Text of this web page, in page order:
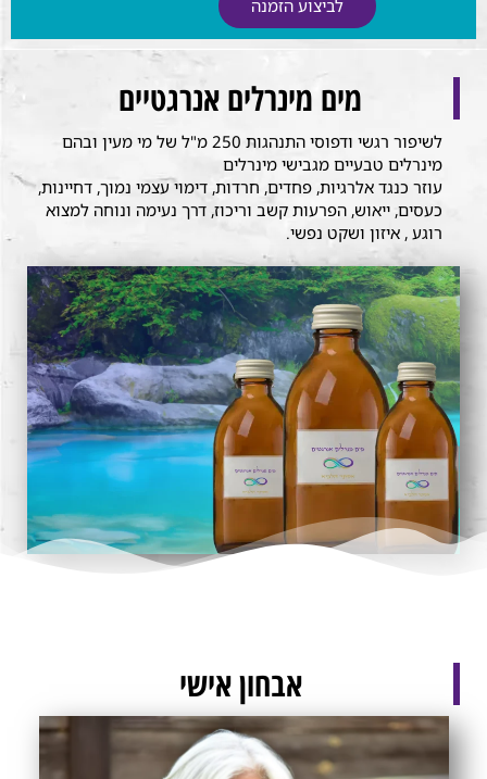
לביצוע הזמנה
מים מינרלים אנרגטיים
לשיפור רגשי ודפוסי התנהגות 250 מ"ל של מי מעין ובהם
מינרלים טבעיים מגבישי מינרלים
עוזר כנגד אלרגיות, פחדים, חרדות, דימוי עצמי נמוך, דחיינות,
כעסים, ייאוש, הפרעות קשב וריכוז, דרך נעימה ונוחה למצוא
רוגע , איזון ושקט נפשי.
אבחון אישי